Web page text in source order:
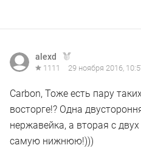
alexd
1111 29 ноября 2016,
Carbon, Тоже есть пару
восторге!? Одна
нержавейка, а вторая с
самую нижнюю!)))